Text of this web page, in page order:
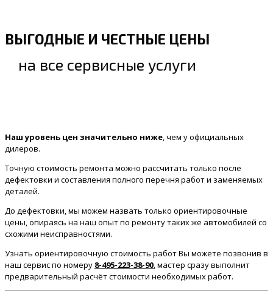
ВЫГОДНЫЕ И ЧЕСТНЫЕ ЦЕНЫ
на все сервисные услуги
Наш уровень цен значительно ниже , чем у официальных
дилеров.
Точную стоимость ремонта можно рассчитать только после
дефектовки и составления полного перечня работ и заменяемых
деталей.
До дефектовки, мы можем назвать только ориентировочные
цены, опираясь на наш опыт по ремонту таких же автомобилей со
схожими неисправностями.
Узнать ориентировочную стоимость работ Вы можете позвонив в
наш сервис по номеру 8-495-223-38-90 , мастер сразу выполнит
предварительный расчёт стоимости необходимых работ.